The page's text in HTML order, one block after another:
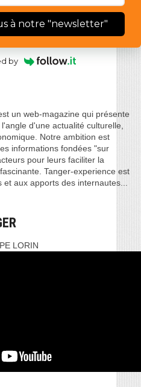
à notre "newsletter"
by
un web-magazine qui présente
d'une actualité culturelle,
Notre ambition est
informations fondées "sur
pour leurs faciliter la
Tanger-experience est
aux apports des internautes...
LORIN